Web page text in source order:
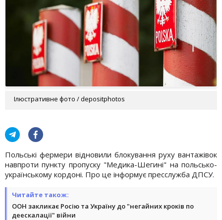
Ілюстративне фото / depositphotos
Польські фермери відновили блокування руху вантажівок
навпроти пункту пропуску "Медика-Шегині" на польсько-
українському кордоні. Про це інформує пресслужба ДПСУ.
Читайте також:
ООН закликає Росію та Україну до "негайних кроків по
деескалації" війни